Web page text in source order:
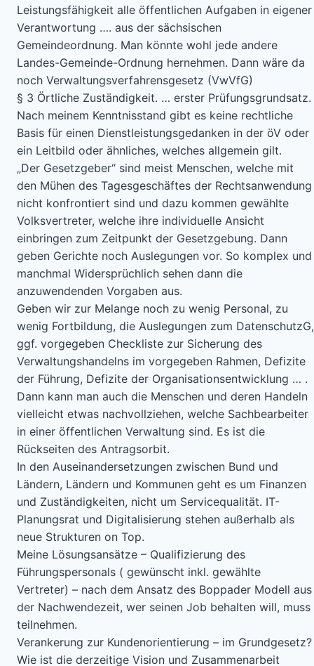
Leistungsfähigkeit alle öffentlichen Aufgaben in eigener
Verantwortung …. aus der sächsischen
Gemeindeordnung. Man könnte wohl jede andere
Landes-Gemeinde-Ordnung hernehmen. Dann wäre da
noch Verwaltungsverfahrensgesetz (VwVfG)
§ 3 Örtliche Zuständigkeit. … erster Prüfungsgrundsatz.
Nach meinem Kenntnisstand gibt es keine rechtliche
Basis für einen Dienstleistungsgedanken in der öV oder
ein Leitbild oder ähnliches, welches allgemein gilt.
„Der Gesetzgeber“ sind meist Menschen, welche mit
den Mühen des Tagesgeschäftes der Rechtsanwendung
nicht konfrontiert sind und dazu kommen gewählte
Volksvertreter, welche ihre individuelle Ansicht
einbringen zum Zeitpunkt der Gesetzgebung. Dann
geben Gerichte noch Auslegungen vor. So komplex und
manchmal Widersprüchlich sehen dann die
anzuwendenden Vorgaben aus.
Geben wir zur Melange noch zu wenig Personal, zu
wenig Fortbildung, die Auslegungen zum DatenschutzG,
ggf. vorgegeben Checkliste zur Sicherung des
Verwaltungshandelns im vorgegeben Rahmen, Defizite
der Führung, Defizite der Organisationsentwicklung … .
Dann kann man auch die Menschen und deren Handeln
vielleicht etwas nachvollziehen, welche Sachbearbeiter
in einer öffentlichen Verwaltung sind. Es ist die
Rückseiten des Antragsorbit.
In den Auseinandersetzungen zwischen Bund und
Ländern, Ländern und Kommunen geht es um Finanzen
und Zuständigkeiten, nicht um Servicequalität. IT-
Planungsrat und Digitalisierung stehen außerhalb als
neue Strukturen on Top.
Meine Lösungsansätze – Qualifizierung des
Führungspersonals ( gewünscht inkl. gewählte
Vertreter) – nach dem Ansatz des Boppader Modell aus
der Nachwendezeit, wer seinen Job behalten will, muss
teilnehmen.
Verankerung zur Kundenorientierung – im Grundgesetz?
Wie ist die derzeitige Vision und Zusammenarbeit